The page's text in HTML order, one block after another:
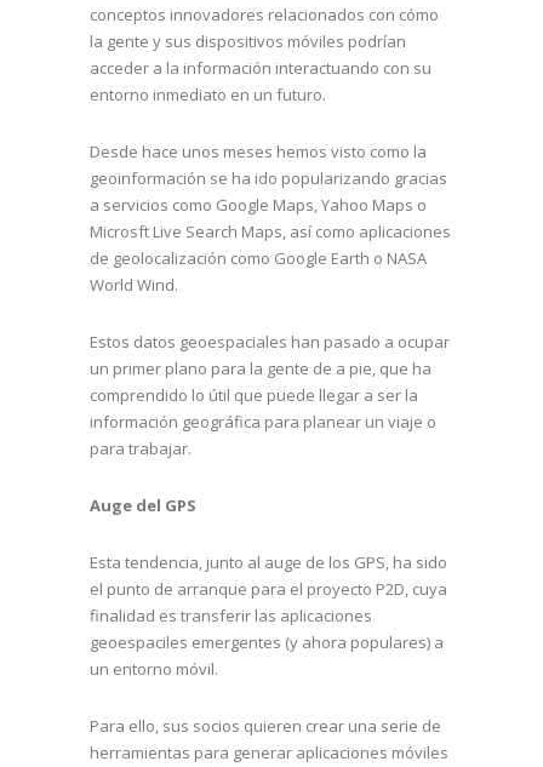
conceptos innovadores relacionados con cómo
la gente y sus dispositivos móviles podrían
acceder a la información interactuando con su
entorno inmediato en un futuro.
Desde hace unos meses hemos visto como la
geoinformación se ha ido popularizando gracias
a servicios como Google Maps, Yahoo Maps o
Microsft Live Search Maps, así como aplicaciones
de geolocalización como Google Earth o NASA
World Wind.
Estos datos geoespaciales han pasado a ocupar
un primer plano para la gente de a pie, que ha
comprendido lo útil que puede llegar a ser la
información geográfica para planear un viaje o
para trabajar.
Auge del GPS
Esta tendencia, junto al auge de los GPS, ha sido
el punto de arranque para el proyecto P2D, cuya
finalidad es transferir las aplicaciones
geoespaciles emergentes (y ahora populares) a
un entorno móvil.
Para ello, sus socios quieren crear una serie de
herramientas para generar aplicaciones móviles